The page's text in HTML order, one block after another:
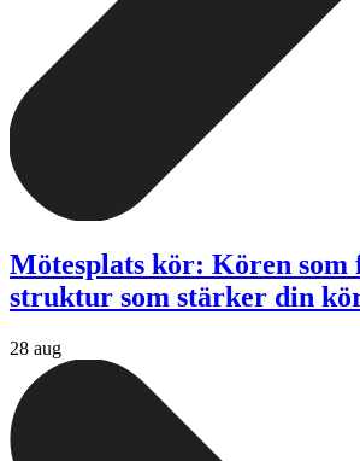
Mötesplats kör: Kören som
struktur som stärker din
28 aug